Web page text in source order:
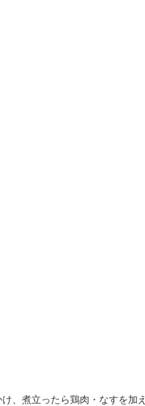
、煮立ったら鶏肉・なすを加